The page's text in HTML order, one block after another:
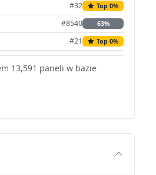
#32 Top 0%
#8540 63%
#21 Top 0%
13,591 paneli w bazie